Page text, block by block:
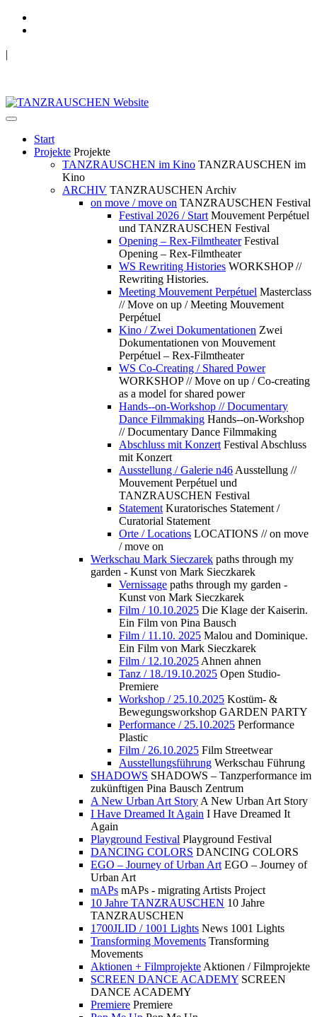
|
Start
Projekte Projekte
TANZRAUSCHEN im Kino TANZRAUSCHEN im
Kino
ARCHIV TANZRAUSCHEN Archiv
on move / move on TANZRAUSCHEN Festival
Festival 2026 / Start Mouvement Perpétuel
und TANZRAUSCHEN Festival
Opening – Rex-Filmtheater Festival
Opening – Rex-Filmtheater
WS Rewriting Histories WORKSHOP //
Rewriting Histories.
Meeting Mouvement Perpétuel Masterclass
// Move on up / Meeting Mouvement
Perpétuel
Kino / Zwei Dokumentationen Zwei
Dokumentationen von Mouvement
Perpétuel – Rex-Filmtheater
WS Co-Creating / Shared Power
WORKSHOP // Move on up / Co-creating
as a model for shared power
Hands--on-Workshop // Documentary
Dance Filmmaking Hands--on-Workshop
// Documentary Dance Filmmaking
Abschluss mit Konzert Festival Abschluss
mit Konzert
Ausstellung / Galerie n46 Ausstellung //
Mouvement Perpétuel und
TANZRAUSCHEN Festival
Statement Kuratorisches Statement /
Curatorial Statement
Orte / Locations LOCATIONS // on move
/ move on
Werkschau Mark Sieczarek paths through my
garden - Kunst von Mark Sieczkarek
Vernissage paths through my garden -
Kunst von Mark Sieczkarek
Film / 10.10.2025 Die Klage der Kaiserin.
Ein Film von Pina Bausch
Film / 11.10. 2025 Malou and Dominique.
Ein Film von Mark Sieczkarek
Film / 12.10.2025 Ahnen ahnen
Tanz / 18./19.10.2025 Open Studio-
Premiere
Workshop / 25.10.2025 Kostüm- &
Bewegungsworkshop GARDEN PARTY
Performance / 25.10.2025 Performance
Plastic
Film / 26.10.2025 Film Streetwear
Ausstellungsführung Werkschau Führung
SHADOWS SHADOWS – Tanzperformance im
zukünftigen Pina Bausch Zentrum
A New Urban Art Story A New Urban Art Story
I Have Dreamed It Again I Have Dreamed It
Again
Playground Festival Playground Festival
DANCING COLORS DANCING COLORS
EGO – Journey of Urban Art EGO – Journey of
Urban Art
mAPs mAPs - migrating Artists Project
10 Jahre TANZRAUSCHEN 10 Jahre
TANZRAUSCHEN
1700JLID / 1001 Lights News 1001 Lights
Transforming Movements Transforming
Movements
Aktionen + Filmprojekte Aktionen / Filmprojekte
SCREEN DANCE ACADEMY SCREEN
DANCE ACADEMY
Premiere Premiere